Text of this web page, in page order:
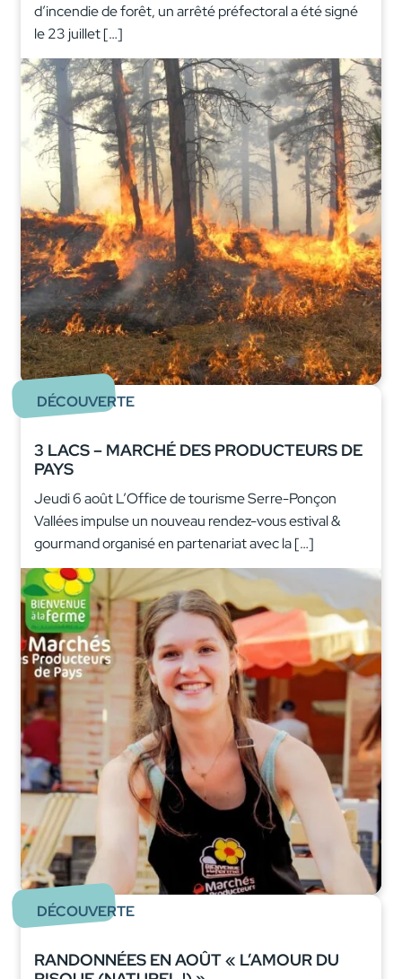
d’incendie de forêt, un arrêté préfectoral a été signé
le 23 juillet […]
DÉCOUVERTE
3 LACS – MARCHÉ DES PRODUCTEURS DE
PAYS
Jeudi 6 août L’Office de tourisme Serre-Ponçon
Vallées impulse un nouveau rendez-vous estival &
gourmand organisé en partenariat avec la […]
DÉCOUVERTE
RANDONNÉES EN AOÛT « L’AMOUR DU